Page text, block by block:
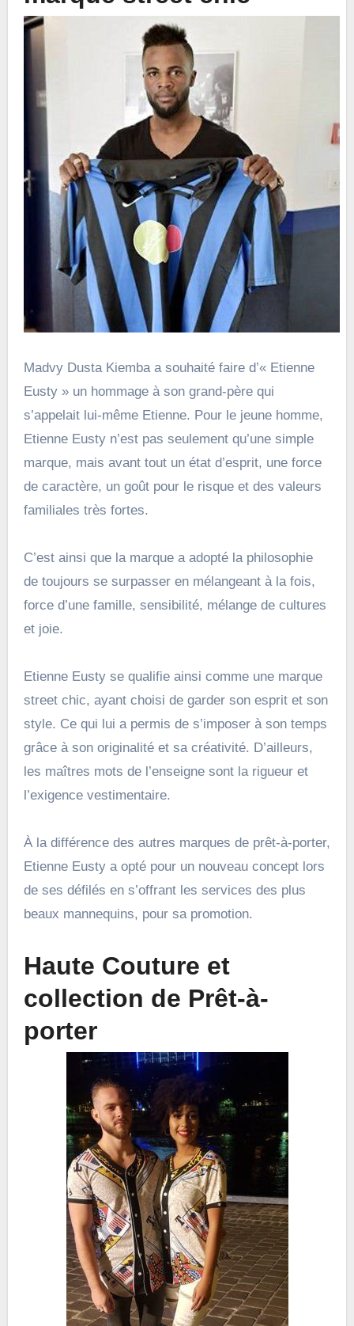
Madvy Dusta Kiemba a souhaité faire d’« Etienne
Eusty » un hommage à son grand-père qui
s’appelait lui-même Etienne. Pour le jeune homme,
Etienne Eusty n’est pas seulement qu’une simple
marque, mais avant tout un état d’esprit, une force
de caractère, un goût pour le risque et des valeurs
familiales très fortes.
C’est ainsi que la marque a adopté la philosophie
de toujours se surpasser en mélangeant à la fois,
force d’une famille, sensibilité, mélange de cultures
et joie.
Etienne Eusty se qualifie ainsi comme une marque
street chic, ayant choisi de garder son esprit et son
style. Ce qui lui a permis de s’imposer à son temps
grâce à son originalité et sa créativité. D’ailleurs,
les maîtres mots de l’enseigne sont la rigueur et
l’exigence vestimentaire.
À la différence des autres marques de prêt-à-porter,
Etienne Eusty a opté pour un nouveau concept lors
de ses défilés en s’offrant les services des plus
beaux mannequins, pour sa promotion.
Haute Couture et
collection de Prêt-à-
porter